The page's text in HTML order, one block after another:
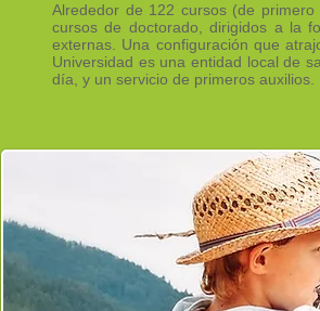
Alrededor de 122 cursos (de
cursos de doctorado, dirigidos a la
externas. Una configuración que
Universidad es una entidad local de
día, y un servicio de primeros auxilios.
P4: GrantXpert
GrantXpert Consulting es una
organizaciones locales para
una subvención para la puesta en
propuesta obtuvo el primer puesto
chipriotas a recibir más de 6,3